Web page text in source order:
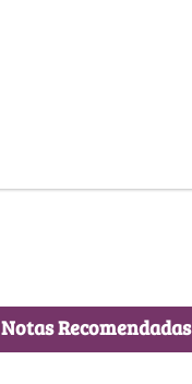
Notas Recomendadas